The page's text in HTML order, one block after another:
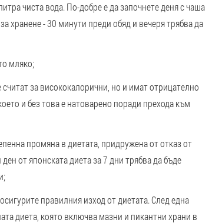
чиста вода. По-добре е да започнете деня с чаша
хранене - 30 минути преди обяд и вечеря трябва да
мляко;
за висококалорични, но и имат отрицателно
и без това е натоварено поради прехода към
промяна в диетата, придружена от отказ от
от японската диета за 7 дни трябва да бъде
правилния изход от диетата. След една
диета, която включва мазни и пикантни храни в